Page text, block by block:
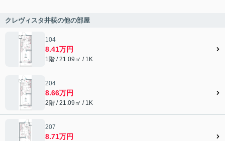
クレヴィスタ井荻の他の部屋
104
8.41万円
1階 / 21.09㎡ / 1K
204
8.66万円
2階 / 21.09㎡ / 1K
207
8.71万円